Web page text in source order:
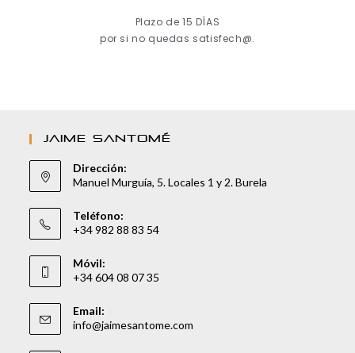
Plazo de 15 DÍAS
por si no quedas satisfech@.
JAIME SANTOMÉ
Dirección:
Manuel Murguía, 5. Locales 1 y 2. Burela
Teléfono:
+34 982 88 83 54
Móvil:
+34 604 08 07 35
Email:
info@jaimesantome.com